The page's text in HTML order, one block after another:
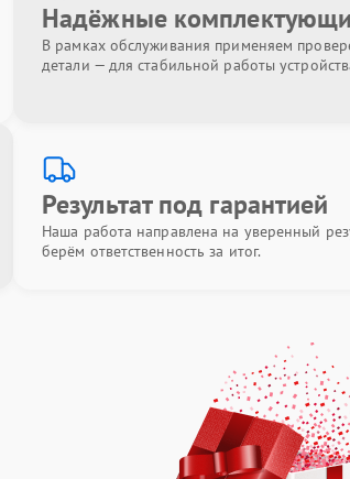
Надёжные
В рамках обслуживания применяем
детали — для стабильной работы
Результат под гарантией
Наша работа направлена на уверенный
берём ответственность за итог.